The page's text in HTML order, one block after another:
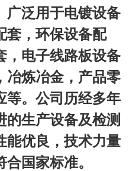
广泛用于电镀设备
套，环保设备配
，电子线路板设备
冶炼冶金，产品零
等。公司历经多年
的生产设备及检测
能优良，技术力量
国家标准。